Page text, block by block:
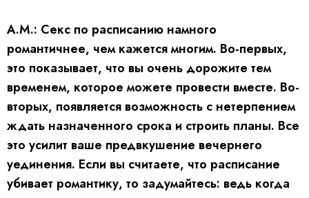
А.М.: Секс по расписанию намного
романтичнее, чем кажется многим. Во-первых,
это показывает, что вы очень дорожите тем
временем, которое можете провести вместе. Во-
вторых, появляется возможность с нетерпением
ждать назначенного срока и строить планы. Все
это усилит ваше предвкушение вечернего
уединения. Если вы считаете, что расписание
убивает романтику, то задумайтесь: ведь когда